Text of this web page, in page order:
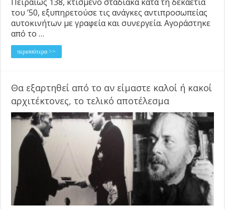
του ’50, εξυπηρετούσε τις ανάγκες αντιπροσωπείας
αυτοκινήτων με γραφεία και συνεργεία. Αγοράστηκε
από το …
περισσότερα >>
Θα εξαρτηθεί από το αν είμαστε καλοί ή κακοί
αρχιτέκτονες, το τελικό αποτέλεσμα